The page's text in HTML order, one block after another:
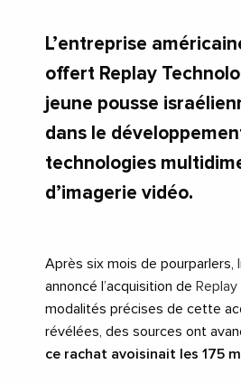
L’entreprise
offert Replay
jeune pousse
dans le
technologies
d’imagerie vidéo.
Après six mois de pourparlers,
annoncé l’acquisition de
modalités précises de cette
révélées, des sources ont
ce rachat avoisinait les 175